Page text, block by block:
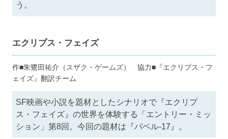
う。
エクリプス・フェイズ
作■朱鷺田祐介（スザク・ゲームズ） 協力■『エクリプス・フ
ェイズ』翻訳チーム
SF映画や小説を題材としたシナリオで『エクリプ
ス・フェイズ』の世界を体験する「エントリー・ミッ
ション」第8回。今回の題材は『バベル-17』。